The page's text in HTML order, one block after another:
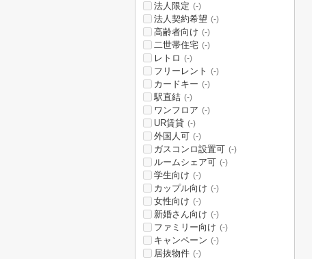
法人限定 (-)
法人契約希望 (-)
高齢者向け (-)
二世帯住宅 (-)
レトロ (-)
フリーレント (-)
カードキー (-)
駅直結 (-)
ワンフロア (-)
UR賃貸 (-)
外国人可 (-)
ガスコンロ設置可 (-)
ルームシェア可 (-)
学生向け (-)
カップル向け (-)
女性向け (-)
新婚さん向け (-)
ファミリー向け (-)
キャンペーン (-)
居抜物件 (-)